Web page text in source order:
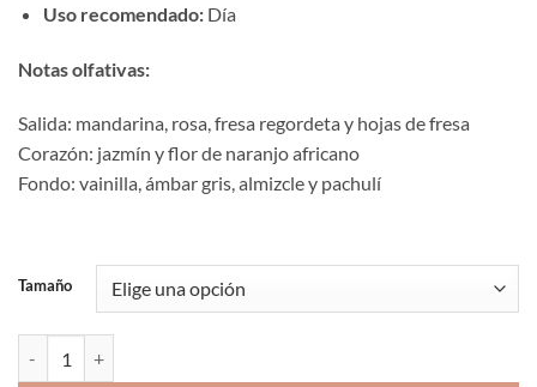
Uso recomendado:Día
Notas olfativas:
Salida: mandarina, rosa, fresa regordeta y hojas de fresa
Corazón: jazmín y flor de naranjo africano
Fondo: vainilla, ámbar gris, almizcle y pachulí
Tamaño